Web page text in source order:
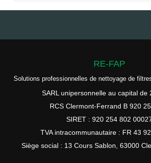
RE-FAP
Solutions professionnelles de nettoyage de
SARL unipersonnelle au capital de
RCS Clermont-Ferrand B 920
SIRET : 920 254 802
TVA intracommunautaire : FR 43
Siège social : 13 Cours Sablon, 63000